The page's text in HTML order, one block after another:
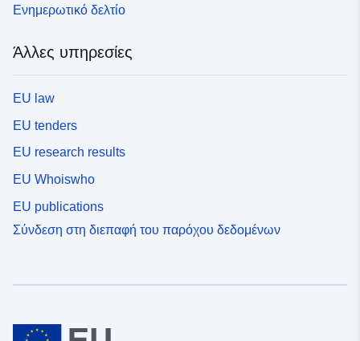
Ενημερωτικό δελτίο
Άλλες υπηρεσίες
EU law
EU tenders
EU research results
EU Whoiswho
EU publications
Σύνδεση στη διεπαφή του παρόχου δεδομένων